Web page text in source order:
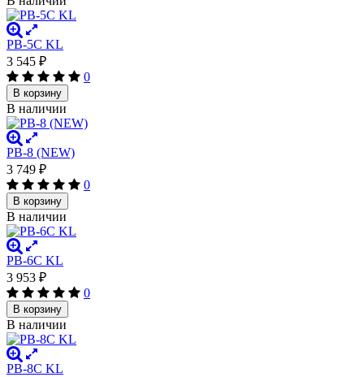
PB-5C KL
3 545 ₽
0
В корзину
В наличии
PB-8 (NEW)
3 749 ₽
0
В корзину
В наличии
PB-6C KL
3 953 ₽
0
В корзину
В наличии
PB-8C KL